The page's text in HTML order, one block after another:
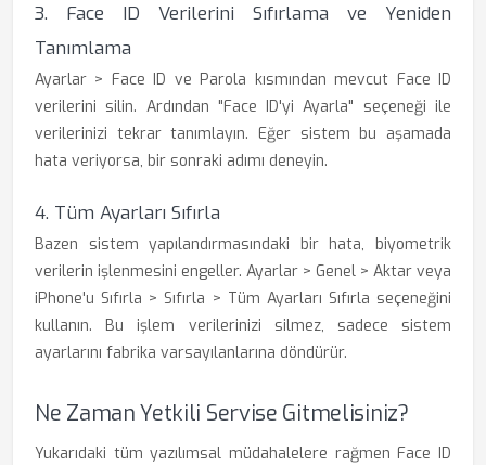
3. Face ID Verilerini Sıfırlama ve Yeniden
Tanımlama
Ayarlar > Face ID ve Parola kısmından mevcut Face ID
verilerini silin. Ardından "Face ID'yi Ayarla" seçeneği ile
verilerinizi tekrar tanımlayın. Eğer sistem bu aşamada
hata veriyorsa, bir sonraki adımı deneyin.
4. Tüm Ayarları Sıfırla
Bazen sistem yapılandırmasındaki bir hata, biyometrik
verilerin işlenmesini engeller. Ayarlar > Genel > Aktar veya
iPhone'u Sıfırla > Sıfırla > Tüm Ayarları Sıfırla seçeneğini
kullanın. Bu işlem verilerinizi silmez, sadece sistem
ayarlarını fabrika varsayılanlarına döndürür.
Ne Zaman Yetkili Servise Gitmelisiniz?
Yukarıdaki tüm yazılımsal müdahalelere rağmen Face ID